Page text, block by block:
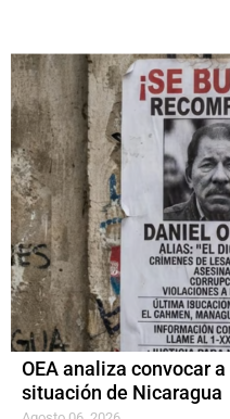
OEA analiza convocar
situación de Nicaragua